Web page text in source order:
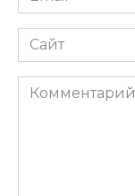
*
Сайт
Комментарий